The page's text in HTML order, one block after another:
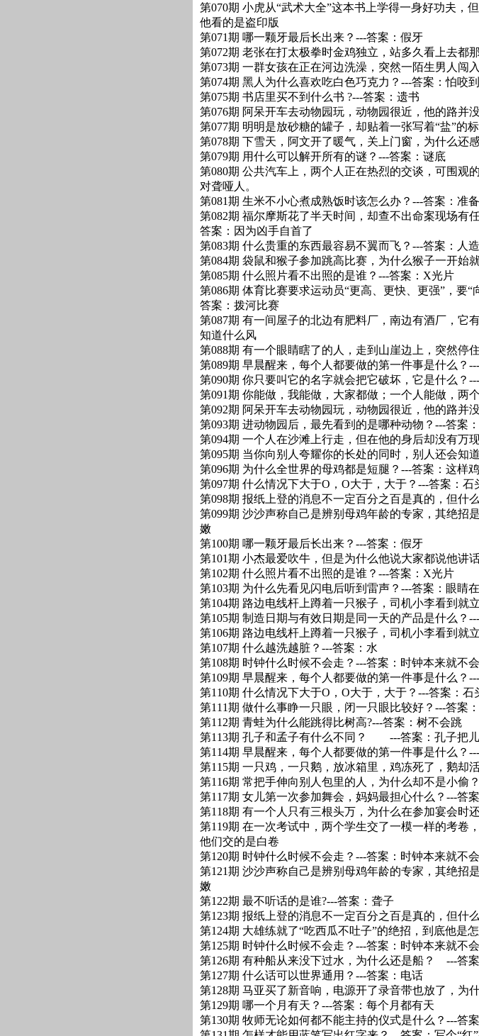
第070期 小虎从“武术大全”这本书上学得一身好功夫，
他看的是盗印版
第071期 哪一颗牙最后长出来？---答案：假牙
第072期 老张在打太极拳时金鸡独立，站多久看上去都
第073期 一群女孩在正在河边洗澡，突然一陌生男人闯
第074期 黑人为什么喜欢吃白色巧克力？---答案：怕咬
第075期 书店里买不到什么书 ?---答案：遗书
第076期 阿呆开车去动物园玩，动物园很近，他的路并
第077期 明明是放砂糖的罐子，却贴着一张写着“盐”的
第078期 下雪天，阿文开了暖气，关上门窗，为什么还
第079期 用什么可以解开所有的谜？---答案：谜底
第080期 公共汽车上，两个人正在热烈的交谈，可围观
对聋哑人。
第081期 生米不小心煮成熟饭时该怎么办？---答案：准
第082期 福尔摩斯花了半天时间，却查不出命案现场有
答案：因为凶手自首了
第083期 什么贵重的东西最容易不翼而飞？---答案：人
第084期 袋鼠和猴子参加跳高比赛，为什么猴子一开始
第085期 什么照片看不出照的是谁？---答案：X光片
第086期 体育比赛要求运动员“更高、更快、更强”，
答案：拨河比赛
第087期 有一间屋子的北边有肥料厂，南边有酒厂，它
知道什么风
第088期 有一个眼睛瞎了的人，走到山崖边上，突然停
第089期 早晨醒来，每个人都要做的第一件事是什么？
第090期 你只要叫它的名字就会把它破坏，它是什么？
第091期 你能做，我能做，大家都做；一个人能做，两
第092期 阿呆开车去动物园玩，动物园很近，他的路并
第093期 进动物园后，最先看到的是哪种动物？---答案
第094期 一个人在沙滩上行走，但在他的身后却没有万
第095期 当你向别人夸耀你的长处的同时，别人还会知
第096期 为什么全世界的母鸡都是短腿？---答案：这样
第097期 什么情况下大于O，O大于，大于？---答案：石
第098期 报纸上登的消息不一定百分之百是真的，但什
第099期 沙沙声称自己是辨别母鸡年龄的专家，其绝招
嫩
第100期 哪一颗牙最后长出来？---答案：假牙
第101期 小杰最爱吹牛，但是为什么他说大家都说他讲
第102期 什么照片看不出照的是谁？---答案：X光片
第103期 为什么先看见闪电后听到雷声？---答案：眼睛
第104期 路边电线杆上蹲着一只猴子，司机小李看到就
第105期 制造日期与有效日期是同一天的产品是什么？
第106期 路边电线杆上蹲着一只猴子，司机小李看到就
第107期 什么越洗越脏？---答案：水
第108期 时钟什么时候不会走？---答案：时钟本来就不
第109期 早晨醒来，每个人都要做的第一件事是什么？
第110期 什么情况下大于O，O大于，大于？---答案：石
第111期 做什么事睁一只眼，闭一只眼比较好？---答案
第112期 青蛙为什么能跳得比树高?---答案：树不会跳
第113期 孔子和孟子有什么不同？ ---答案：孔子把儿
第114期 早晨醒来，每个人都要做的第一件事是什么？
第115期 一只鸡，一只鹅，放冰箱里，鸡冻死了，鹅却
第116期 常把手伸向别人包里的人，为什么却不是小偷
第117期 女儿第一次参加舞会，妈妈最担心什么？---答
第118期 有一个人只有三根头万，为什么在参加宴会时
第119期 在一次考试中，两个学生交了一模一样的考卷
他们交的是白卷
第120期 时钟什么时候不会走？---答案：时钟本来就不
第121期 沙沙声称自己是辨别母鸡年龄的专家，其绝招
嫩
第122期 最不听话的是谁?---答案：聋子
第123期 报纸上登的消息不一定百分之百是真的，但什
第124期 大雄练就了“吃西瓜不吐子”的绝招，到底他是
第125期 时钟什么时候不会走？---答案：时钟本来就不
第126期 有种船从来没下过水，为什么还是船？ ---答
第127期 什么话可以世界通用？---答案：电话
第128期 马亚买了新音响，电源开了录音带也放了，为
第129期 哪一个月有天？---答案：每个月都有天
第130期 牧师无论如何都不能主持的仪式是什么？---答